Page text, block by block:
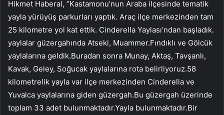
Hikmet Haberal, “Kastamonu’nun Araba ilçesinde tematik
yayla yürüyüş parkurları yaptık. Araç ilçe merkezinden tam
25 kilometre yol kat ettik. Cinderella Yaylası’ndan başladık.
yaylalar güzergahında Atseki, Muammer.Fındıklı ve Gölcük
yaylalarına geldik.Buradan sonra Munay, Aktaş, Tavşanlı,
Kavak, Geley, Soğucak yaylalarına rota belirliyoruz.58
kilometrelik yayla var ilçe merkezinden Cinderella ve
Yuvalca yaylalarına giden güzergah.Bu güzergah üzerinde
toplam 33 adet bulunmaktadır.Yayla bulunmaktadır.Bir